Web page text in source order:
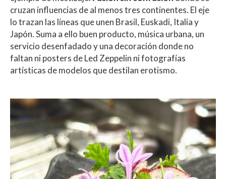
cruzan influencias de al menos tres continentes. El eje
lo trazan las líneas que unen Brasil, Euskadi, Italia y
Japón. Suma a ello buen producto, música urbana, un
servicio desenfadado y una decoración donde no
faltan ni posters de Led Zeppelin ni fotografías
artísticas de modelos que destilan erotismo.